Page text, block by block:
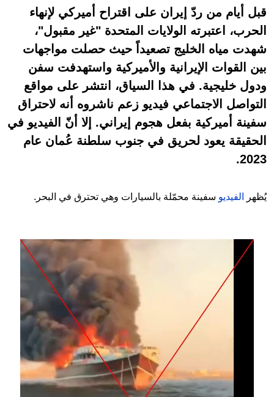
قبل أيام من ردّ إيران على اقتراح أميركي لإنهاء
الحرب، اعتبرته الولايات المتحدة "غير مقبول"،
شهدت مياه الخليج تصعيداً حيث حصلت مواجهات
بين القوات الإيرانية والأميركية واستهدفت سفن
ودول خليجية. في هذا السياق، انتشر على مواقع
التواصل الاجتماعي فيديو زعم ناشروه أنه لاحتراق
سفينة أميركية بفعل هجوم إيراني. إلا أنّ الفيديو في
الحقيقة يعود لحريق في جنوب سلطنة عُمان عام
2023.
يُظهر الفيديو سفينة محمّلة بالسيارات وهي تحترق في البحر.
Image